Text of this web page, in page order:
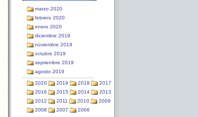
marzo 2020
febrero 2020
enero 2020
diciembre 2019
noviembre 2019
octubre 2019
septiembre 2019
agosto 2019
2020 2019 2018
2017
2016
2015 2014
2013
2012
2011 2010
2009
2008
2007 2006